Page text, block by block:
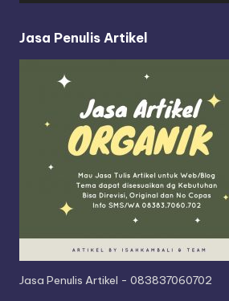
Jasa Penulis Artikel
Jasa Penulis Artikel - 083837060702